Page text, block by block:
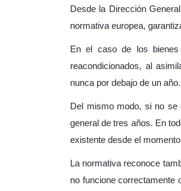
Desde la Dirección
normativa europea,
En el caso de los
reacondicionados, al
nunca por debajo de un año.
Del mismo modo, si no se
general de tres años. En
existente desde el
La normativa reconoce
no funcione correctamente